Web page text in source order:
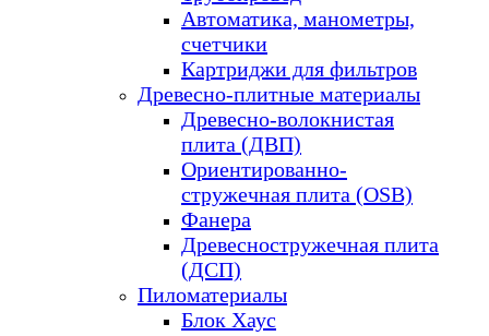
Автоматика, манометры,
счетчики
Картриджи для фильтров
Древесно-плитные материалы
Древесно-волокнистая
плита (ДВП)
Ориентированно-
стружечная плита (OSB)
Фанера
Древесностружечная плита
(ДСП)
Пиломатериалы
Блок Хаус